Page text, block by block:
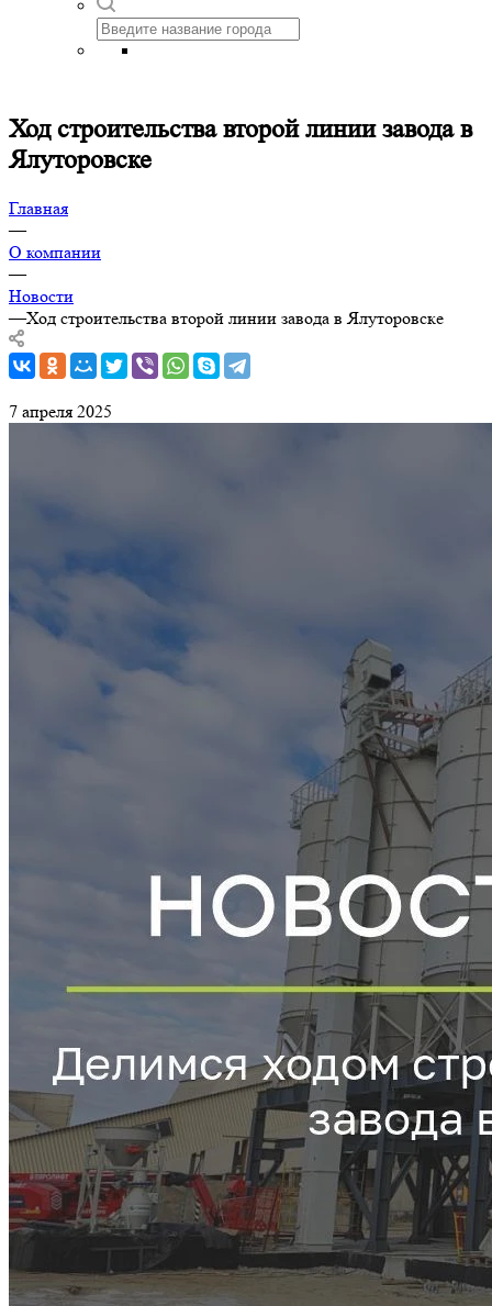
Ход строительства второй линии завода в
Ялуторовске
Главная
—
О компании
—
Новости
—Ход строительства второй линии завода в Ялуторовске
7 апреля 2025